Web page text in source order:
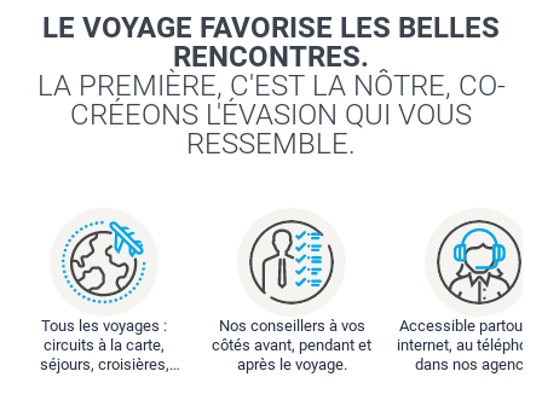
LE VOYAGE FAVORISE LES BELLES
RENCONTRES.
RESSEMBLE.